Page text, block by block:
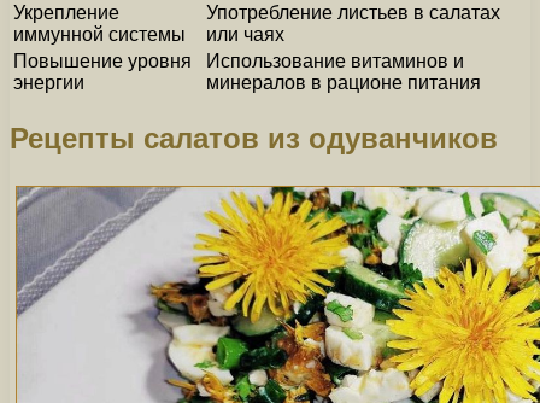
Укрепление
иммунной системы
Употребление листьев в салатах
или чаях
Повышение уровня
энергии
Использование витаминов и
минералов в рационе питания
Рецепты салатов из одуванчиков